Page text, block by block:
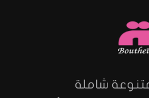
شاملة